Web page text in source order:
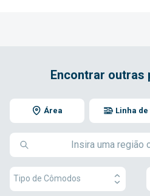
Encontrar outras
Área Linha
Tipo de Cômodos